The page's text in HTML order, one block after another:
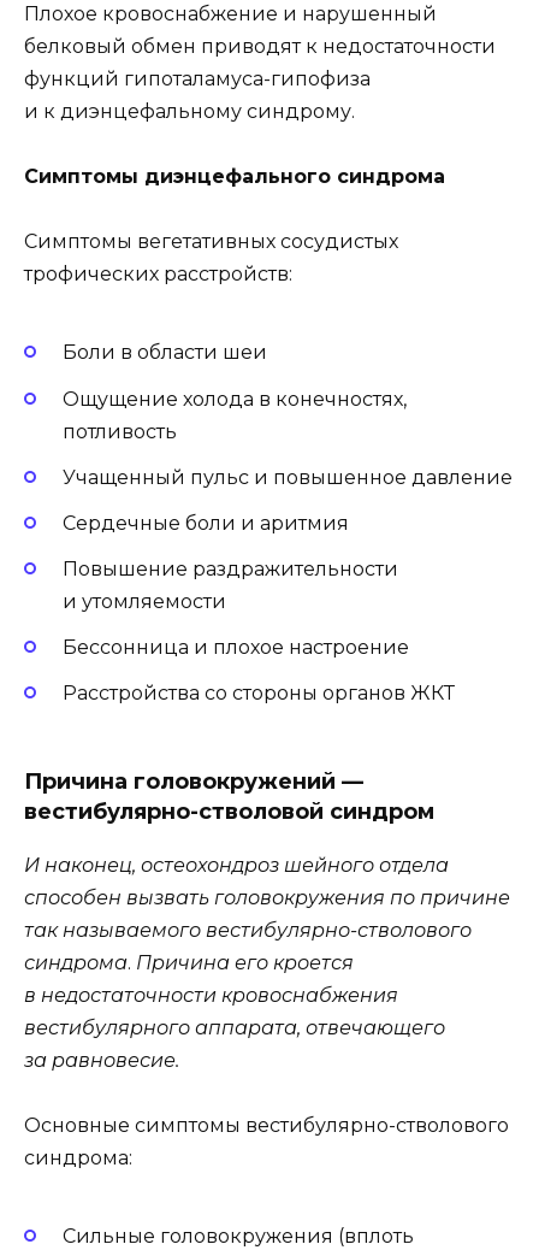
Плохое кровоснабжение и нарушенный
белковый обмен приводят к недостаточности
функций гипоталамуса-гипофиза
и к диэнцефальному синдрому.
Симптомы диэнцефального синдрома
Симптомы вегетативных сосудистых
трофических расстройств:
Боли в области шеи
Ощущение холода в конечностях,
потливость
Учащенный пульс и повышенное давление
Сердечные боли и аритмия
Повышение раздражительности
и утомляемости
Бессонница и плохое настроение
Расстройства со стороны органов ЖКТ
Причина головокружений —
вестибулярно-стволовой синдром
И наконец, остеохондроз шейного отдела
способен вызвать головокружения по причине
так называемого вестибулярно-стволового
синдрома. Причина его кроется
в недостаточности кровоснабжения
вестибулярного аппарата, отвечающего
за равновесие.
Основные симптомы вестибулярно-стволового
синдрома:
Сильные головокружения (вплоть